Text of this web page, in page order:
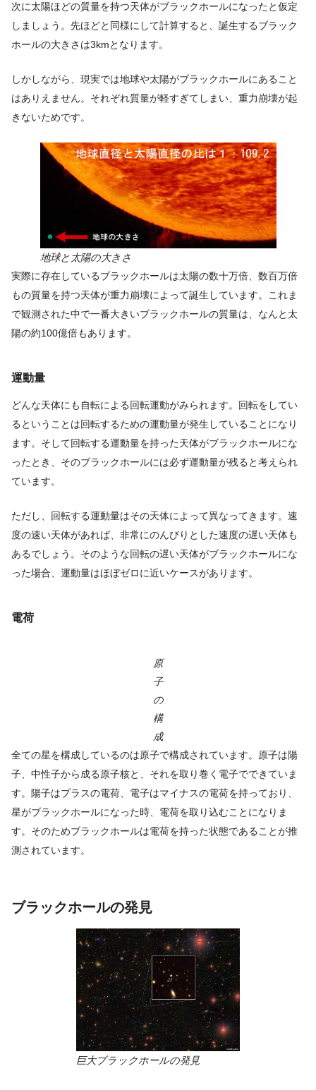
次に太陽ほどの質量を持つ天体がブラックホールになったと仮定
しましょう。先ほどと同様にして計算すると、誕生するブラック
ホールの大きさは3kmとなります。
しかしながら、現実では地球や太陽がブラックホールにあること
はありえません。それぞれ質量が軽すぎてしまい、重力崩壊が起
きないためです。
地球と太陽の大きさ
実際に存在しているブラックホールは太陽の数十万倍、数百万倍
もの質量を持つ天体が重力崩壊によって誕生しています。これま
で観測された中で一番大きいブラックホールの質量は、なんと太
陽の約100億倍もあります。
運動量
どんな天体にも自転による回転運動がみられます。回転をしてい
るということは回転するための運動量が発生していることになり
ます。そして回転する運動量を持った天体がブラックホールにな
ったとき、そのブラックホールには必ず運動量が残ると考えられ
ています。
ただし、回転する運動量はその天体によって異なってきます。速
度の速い天体があれば、非常にのんびりとした速度の遅い天体も
あるでしょう。そのような回転の遅い天体がブラックホールにな
った場合、運動量はほぼゼロに近いケースがあります。
電荷
原
子
の
構
成
全ての星を構成しているのは原子で構成されています。原子は陽
子、中性子から成る原子核と、それを取り巻く電子でできていま
す。陽子はプラスの電荷、電子はマイナスの電荷を持っており、
星がブラックホールになった時、電荷を取り込むことになりま
す。そのためブラックホールは電荷を持った状態であることが推
測されています。
ブラックホールの発見
巨大ブラックホールの発見